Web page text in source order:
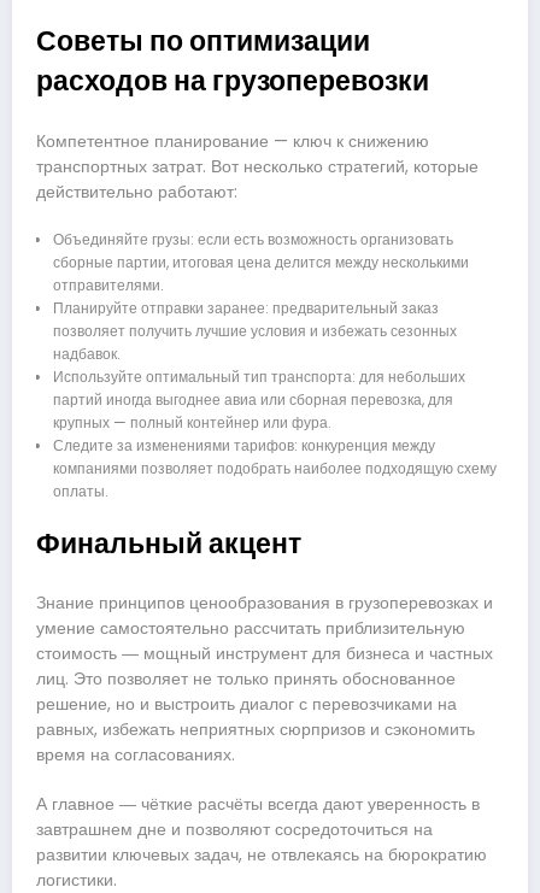
Советы по оптимизации
расходов на грузоперевозки
Компетентное планирование — ключ к снижению
транспортных затрат. Вот несколько стратегий, которые
действительно работают:
Объединяйте грузы: если есть возможность организовать
сборные партии, итоговая цена делится между несколькими
отправителями.
Планируйте отправки заранее: предварительный заказ
позволяет получить лучшие условия и избежать сезонных
надбавок.
Используйте оптимальный тип транспорта: для небольших
партий иногда выгоднее авиа или сборная перевозка, для
крупных — полный контейнер или фура.
Следите за изменениями тарифов: конкуренция между
компаниями позволяет подобрать наиболее подходящую схему
оплаты.
Финальный акцент
Знание принципов ценообразования в грузоперевозках и
умение самостоятельно рассчитать приблизительную
стоимость ― мощный инструмент для бизнеса и частных
лиц. Это позволяет не только принять обоснованное
решение, но и выстроить диалог с перевозчиками на
равных, избежать неприятных сюрпризов и сэкономить
время на согласованиях.
А главное ― чёткие расчёты всегда дают уверенность в
завтрашнем дне и позволяют сосредоточиться на
развитии ключевых задач, не отвлекаясь на бюрократию
логистики.